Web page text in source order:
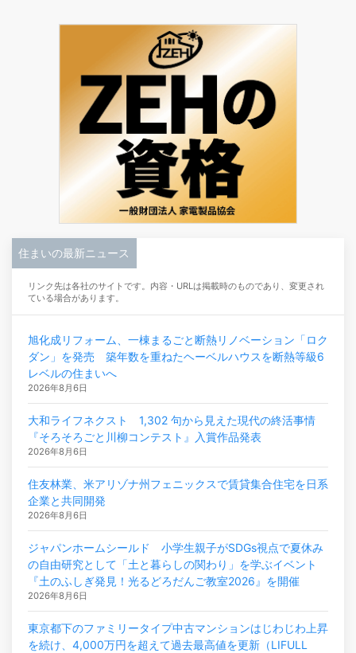
住まいの最新ニュース
リンク先は各社のサイトです。内容・URLは掲載時のものであり、変更され
ている場合があります。
旭化成リフォーム、一棟まるごと断熱リノベーション「ロク
ダン」を発売 築年数を重ねたヘーベルハウスを断熱等級6
レベルの住まいへ
2026年8月6日
大和ライフネクスト 1,302 句から見えた現代の終活事情
『そろそろごと川柳コンテスト』入賞作品発表
2026年8月6日
住友林業、米アリゾナ州フェニックスで賃貸集合住宅を日系
企業と共同開発
2026年8月6日
ジャパンホームシールド 小学生親子がSDGs視点で夏休み
の自由研究として「土と暮らしの関わり」を学ぶイベント
『土のふしぎ発見！光るどろだんご教室2026』を開催
2026年8月6日
東京都下のファミリータイプ中古マンションはじわじわ上昇
を続け、4,000万円を超えて過去最高値を更新（LIFULL